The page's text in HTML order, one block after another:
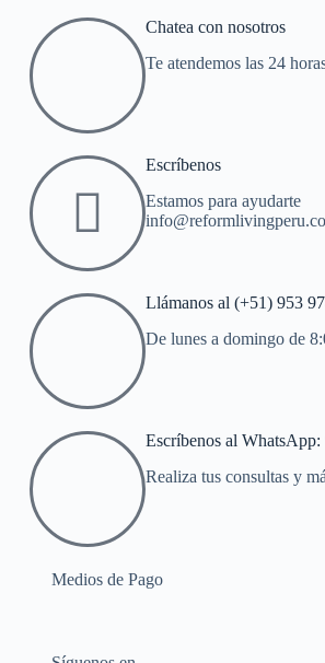
Chatea con nosotros
Te atendemos las 24
Escríbenos
Estamos para ayudarte
Llámanos al (+51) 953
De lunes a domingo de
Escríbenos al
Realiza tus consultas y
Medios de Pago